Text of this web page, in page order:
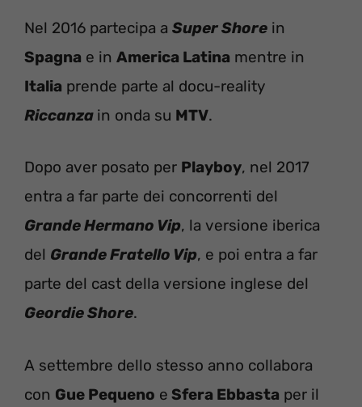
Nel 2016 partecipa a Super Shore in
Spagna e in America Latina mentre in
Italia prende parte al docu-reality
Riccanza in onda su MTV.
Dopo aver posato per Playboy, nel 2017
entra a far parte dei concorrenti del
Grande Hermano Vip, la versione iberica
del Grande Fratello Vip, e poi entra a far
parte del cast della versione inglese del
Geordie Shore.
A settembre dello stesso anno collabora
con Gue Pequeno e Sfera Ebbasta per il